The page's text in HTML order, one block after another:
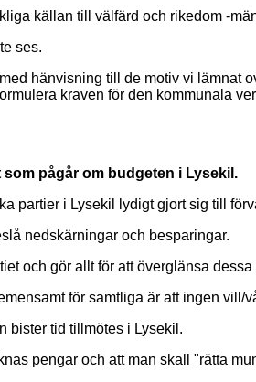
källan till välfärd och rikedom -
ses.
hänvisning till de motiv vi lämnat
kraven för den kommunala
pågår om budgeten i Lysekil.
partier i Lysekil lydigt gjort sig till
nedskärningar och besparingar.
och gör allt för att överglänsa
för samtliga är att ingen
bister tid tillmötes i Lysekil.
pengar och att man skall "rätta